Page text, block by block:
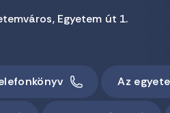
Egyetem út 1.
Az